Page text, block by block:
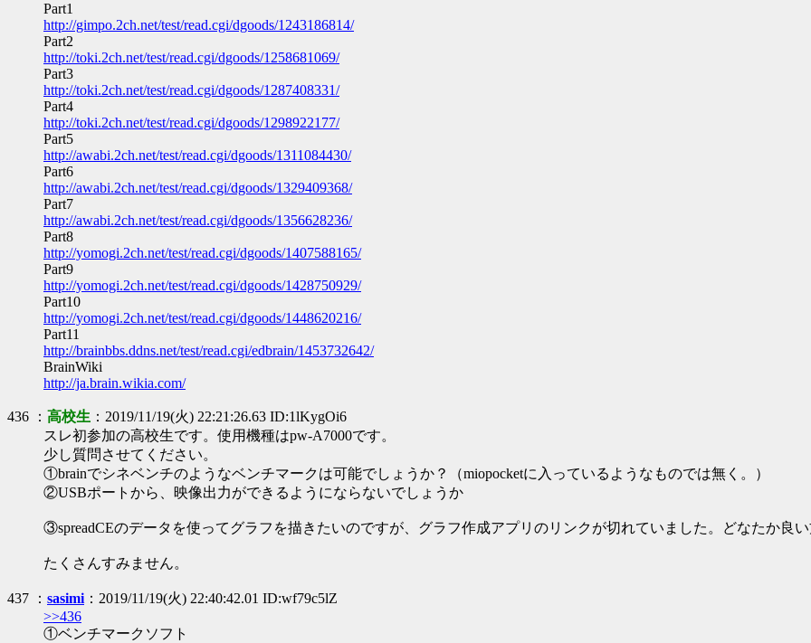
Part1
http://gimpo.2ch.net/test/read.cgi/dgoods/1243186814/
Part2
http://toki.2ch.net/test/read.cgi/dgoods/1258681069/
Part3
http://toki.2ch.net/test/read.cgi/dgoods/1287408331/
Part4
http://toki.2ch.net/test/read.cgi/dgoods/1298922177/
Part5
http://awabi.2ch.net/test/read.cgi/dgoods/1311084430/
Part6
http://awabi.2ch.net/test/read.cgi/dgoods/1329409368/
Part7
http://awabi.2ch.net/test/read.cgi/dgoods/1356628236/
Part8
http://yomogi.2ch.net/test/read.cgi/dgoods/1407588165/
Part9
http://yomogi.2ch.net/test/read.cgi/dgoods/1428750929/
Part10
http://yomogi.2ch.net/test/read.cgi/dgoods/1448620216/
Part11
http://brainbbs.ddns.net/test/read.cgi/edbrain/1453732642/
BrainWiki
http://ja.brain.wikia.com/
436 ： 高校生 ：2019/11/19(火) 22:21:26.63 ID:1lKygOi6
スレ初参加の高校生です。使用機種はpw-A7000です。
少し質問させてください。
①brainでシネベンチのようなベンチマークは可能でしょうか？（miopocketに入っているようなものでは無く。）
②USBポートから、映像出力ができるようにならないでしょうか
③spreadCEのデータを使ってグラフを描きたいのですが、グラフ作成アプリのリンクが切れていました。どなたか良
たくさんすみません。
437 ： sasimi：2019/11/19(火) 22:40:42.01 ID:wf79c5lZ
>>436
①ベンチマークソフト